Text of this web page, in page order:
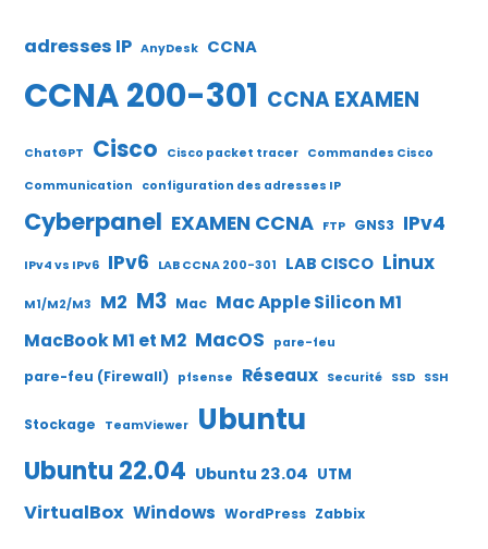
adresses IP AnyDesk CCNA
CCNA 200-301 CCNA EXAMEN
ChatGPT Cisco Cisco packet tracer Commandes Cisco
Communication
configuration des adresses IP
Cyberpanel EXAMEN CCNA FTP GNS3 IPv4
IPv4 vs IPv6 IPv6 LAB CCNA 200-301 LAB CISCO Linux
M1/M2/M3 M2 M3 Mac Mac Apple Silicon M1
MacBook M1 et M2 MacOS pare-feu
pare-feu (Firewall) pfsense Réseaux Securité SSD SSH
Stockage TeamViewer Ubuntu
Ubuntu 22.04 Ubuntu 23.04 UTM
VirtualBox Windows WordPress Zabbix